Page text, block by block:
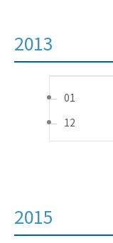
2013
01
12
2015